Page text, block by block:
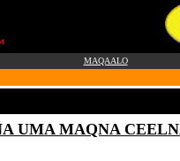
MAQAALO
UMA MAQNA